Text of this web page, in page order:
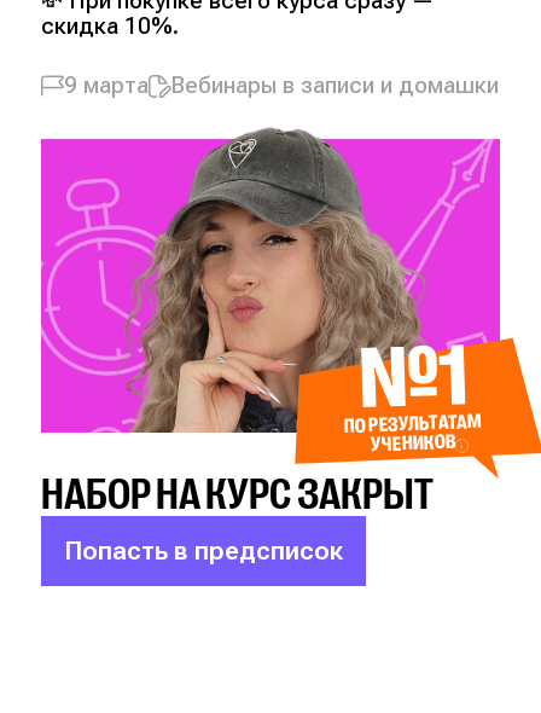
скидка 10%.
9 марта Вебинары в записи и домашки
№1
ПО РЕЗУЛЬТАТАМ
УЧЕНИКОВ
Попасть в предсписок
НАБОР НА КУРС ЗАКРЫТ